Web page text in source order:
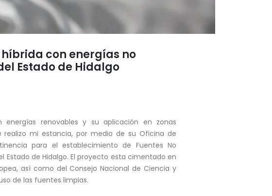
con energías no
Estado de Hidalgo
renovables y su aplicación en zonas
realizo mi estancia, por medio de su Oficina de
para el establecimiento de Fuentes No
Estado de Hidalgo. El proyecto esta cimentado en
así como del Consejo Nacional de Ciencia y
de las fuentes limpias.